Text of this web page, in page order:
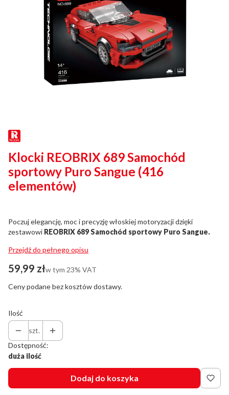
Klocki REOBRIX 689 Samochód
sportowy Puro Sangue (416
elementów)
Poczuj elegancję, moc i precyzję włoskiej motoryzacji dzięki
zestawowi REOBRIX 689 Samochód sportowy Puro Sangue.
Przejdź do pełnego opisu
Cena
59,99 złw tym 23% VAT
w tym 23% VAT
Ceny podane bez kosztów dostawy.
Ilość
szt.
Dostępność:
duża ilość
Dodaj do koszyka